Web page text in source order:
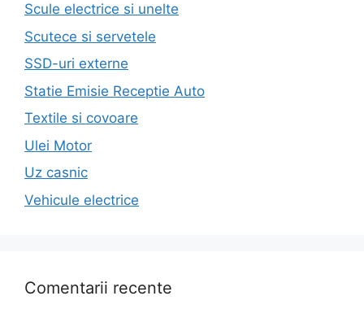
Scule electrice si unelte
Scutece si servetele
SSD-uri externe
Statie Emisie Receptie Auto
Textile si covoare
Ulei Motor
Uz casnic
Vehicule electrice
Comentarii recente